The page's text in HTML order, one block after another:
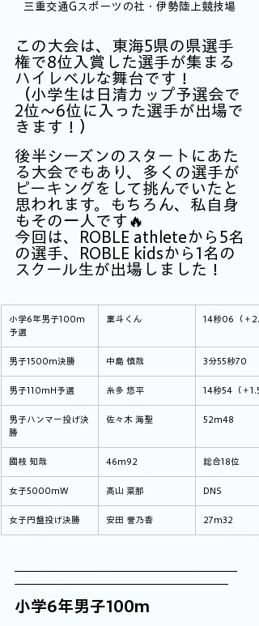
三重交通Gスポーツの社・伊勢陸上競技場
この大会は、東海5県の県選手
権で8位入賞した選手が集まる
ハイレベルな舞台です！
（小学生は日清カップ予選会で
2位～6位に入った選手が出場で
きます！）
後半シーズンのスタートにあた
る大会でもあり、多くの選手が
ピーキングをして挑んでいたと
思われます。もちろん、私自身
もその一人です🔥
今回は、ROBLE athleteから5名
の選手、ROBLE kidsから1名の
スクール生が出場しました！
小学6年男子100m
予選
稟斗くん 14秒06（＋
男子1500m決勝 中島 慎哉 3分55秒70
男子110mH予選 糸多 悠平 14秒54（＋1.5
男子ハンマー投げ決
勝
佐々木 海聖 52m48
國枝 知哉 46m92 総合18位
女子5000mW 髙山 菜那 DNS
女子円盤投げ決勝 安田 誉乃香 27m32
小学6年男子100m